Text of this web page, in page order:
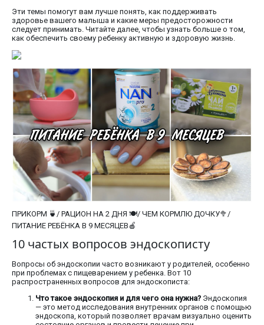
Эти темы помогут вам лучше понять, как поддерживать
здоровье вашего малыша и какие меры предосторожности
следует принимать. Читайте далее, чтобы узнать больше о том,
как обеспечить своему ребенку активную и здоровую жизнь.
ПРИКОРМ 🍵/ РАЦИОН НА 2 ДНЯ 🍽/ ЧЕМ КОРМЛЮ ДОЧКУ🥦/
ПИТАНИЕ РЕБЁНКА В 9 МЕСЯЦЕВ🍎
10 частых вопросов эндоскописту
Вопросы об эндоскопии часто возникают у родителей, особенно
при проблемах с пищеварением у ребенка. Вот 10
распространенных вопросов для эндоскописта:
Что такое эндоскопия и для чего она нужна? Эндоскопия
— это метод исследования внутренних органов с помощью
эндоскопа, который позволяет врачам визуально оценить